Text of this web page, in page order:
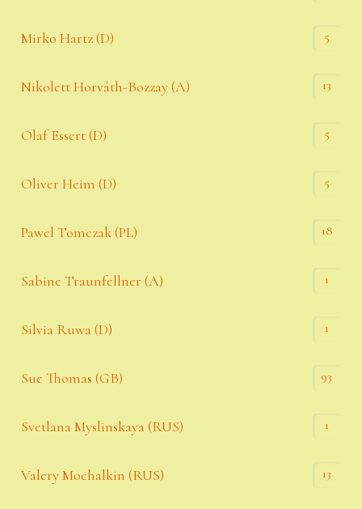
Mirko Hartz (D) 5
Nikolett Horváth-Bozzay (A) 13
Olaf Essert (D) 5
Oliver Heim (D) 5
Pawel Tomczak (PL) 18
Sabine Traunfellner (A) 1
Silvia Ruwa (D) 1
Sue Thomas (GB) 93
Svetlana Myslinskaya (RUS) 1
Valery Mochalkin (RUS) 13